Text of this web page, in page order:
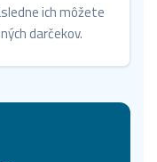
ich môžete
darčekov.